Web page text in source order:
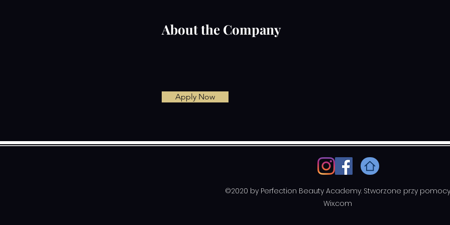
About the Company
Apply Now
©2020 by Perfection Beauty Academy. Stworzone przy pomocy
Wix.com